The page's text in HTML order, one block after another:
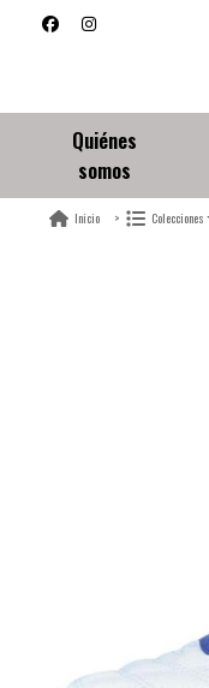
Quiénes
somos
Inicio Colecciones